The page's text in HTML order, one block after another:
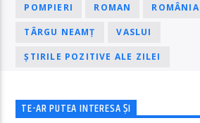
POMPIERI ROMAN ROMÂNIA
TÂRGU NEAMȚ VASLUI
ȘTIRILE POZITIVE ALE ZILEI
TE-AR PUTEA INTERESA ȘI